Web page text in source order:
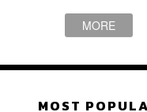
MORE
MOST